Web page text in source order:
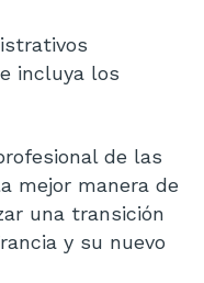
incluya los
de las
mejor manera de
una transición
y su nuevo